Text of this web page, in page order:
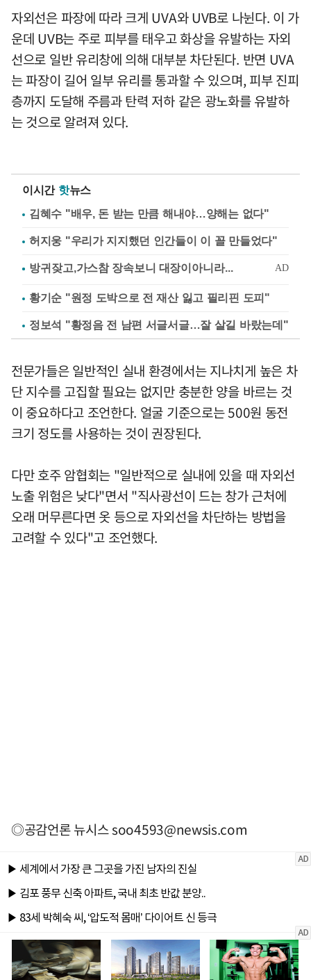
자외선은 파장에 따라 크게 UVA와 UVB로 나뉜다. 이 가
운데 UVB는 주로 피부를 태우고 화상을 유발하는 자외
선으로 일반 유리창에 의해 대부분 차단된다. 반면 UVA
는 파장이 길어 일부 유리를 통과할 수 있으며, 피부 진피
층까지 도달해 주름과 탄력 저하 같은 광노화를 유발하
는 것으로 알려져 있다.
이시간 핫뉴스
김혜수 "배우, 돈 받는 만큼 해내야…양해는 없다"
허지웅 "우리가 지지했던 인간들이 이 꼴 만들었다"
황기순 "원정 도박으로 전 재산 잃고 필리핀 도피"
정보석 "황정음 전 남편 서글서글…잘 살길 바랐는데"
전문가들은 일반적인 실내 환경에서는 지나치게 높은 차
단 지수를 고집할 필요는 없지만 충분한 양을 바르는 것
이 중요하다고 조언한다. 얼굴 기준으로는 500원 동전
크기 정도를 사용하는 것이 권장된다.
다만 호주 암협회는 "일반적으로 실내에 있을 때 자외선
노출 위험은 낮다"면서 "직사광선이 드는 창가 근처에
오래 머무른다면 옷 등으로 자외선을 차단하는 방법을
고려할 수 있다"고 조언했다.
◎공감언론 뉴시스soo4593@newsis.com